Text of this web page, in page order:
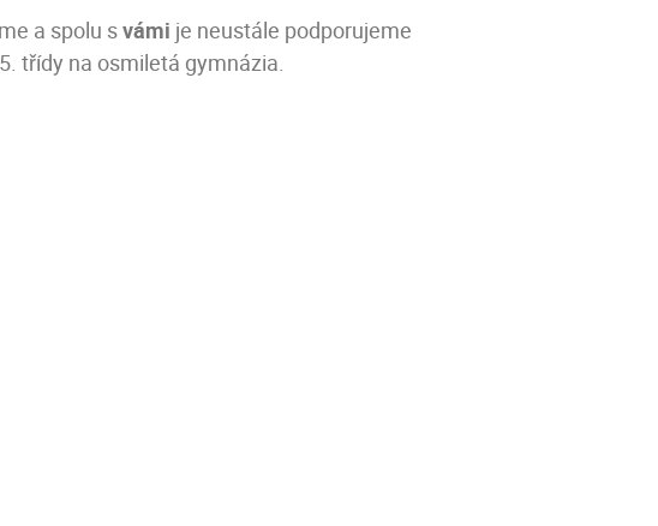
a spolu svámi je neustále podporujeme
třídy na osmiletá gymnázia.